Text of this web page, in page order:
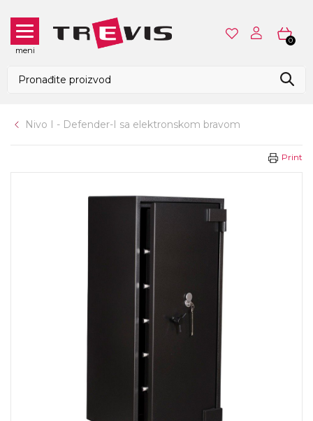
meni
0
Nivo I - Defender-I sa elektronskom bravom
Print